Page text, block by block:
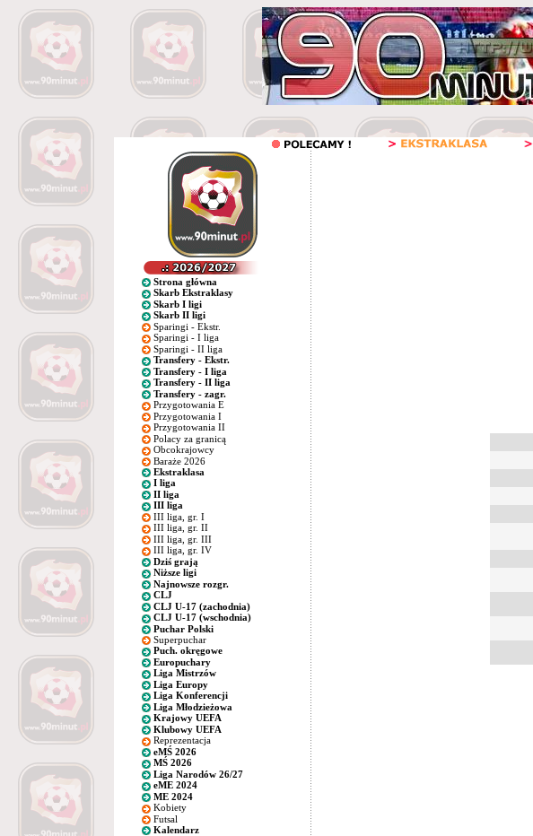
Strona główna
Skarb Ekstraklasy
Skarb I ligi
Skarb II ligi
Sparingi - Ekstr.
Sparingi - I liga
Sparingi - II liga
Transfery - Ekstr.
Transfery - I liga
Transfery - II liga
Transfery - zagr.
Przygotowania E
Przygotowania I
Przygotowania II
Polacy za granicą
Obcokrajowcy
Baraże 2026
Ekstraklasa
I liga
II liga
III liga
III liga, gr. I
III liga, gr. II
III liga, gr. III
III liga, gr. IV
Dziś grają
Niższe ligi
Najnowsze rozgr.
CLJ
CLJ U-17 (zachodnia)
CLJ U-17 (wschodnia)
Puchar Polski
Superpuchar
Puch. okręgowe
Europuchary
Liga Mistrzów
Liga Europy
Liga Konferencji
Liga Młodzieżowa
Krajowy UEFA
Klubowy UEFA
Reprezentacja
eMŚ 2026
MŚ 2026
Liga Narodów 26/27
eME 2024
ME 2024
Kobiety
Futsal
Kalendarz